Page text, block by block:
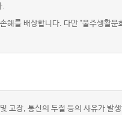
.
해를 배상합니다. 다만 "울주생활문
고장, 통신의 두절 등의 사유가 발